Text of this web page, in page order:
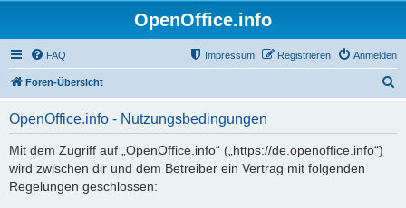
OpenOffice.info
FAQ Anmelden
Registrieren
Impressum
Foren-Übersicht
OpenOffice.info - Nutzungsbedingungen
Mit dem Zugriff auf „OpenOffice.info“ („https://de.openoffice.info“)
wird zwischen dir und dem Betreiber ein Vertrag mit folgenden
Regelungen geschlossen: